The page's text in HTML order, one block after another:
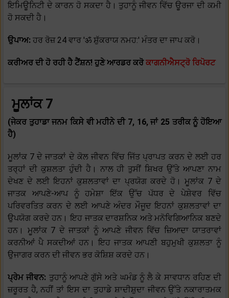
ਇਮਿਊਨਿਟੀ ਦੇ ਕਾਰਨ ਹੋ ਸਕਦਾ ਹੈ। ਤੁਹਾਨੂੰ ਜੀਵਨ ਵਿੱਚ ਊਰਜਾ ਦੀ ਕਮੀ
ਹੋ ਸਕਦੀ ਹੈ।
ਉਪਾਅ: ਹਰ ਰੋਜ਼ 24 ਵਾਰ 'ॐ ਸ਼ੁੱਕਰਾਯ ਨਮਹ:' ਮੰਤਰ ਦਾ ਜਾਪ ਕਰੋ।
ਕਰੀਅਰ ਦੀ ਹੋ ਰਹੀ ਹੈ ਟੈਂਸ਼ਨ! ਹੁਣੇ ਆਰਡਰ ਕਰੋਕਾਗਨੀਐਸਟ੍ਰੋ ਰਿਪੋਰਟ
ਮੂਲਾਂਕ 7
(ਜੇਕਰ ਤੁਹਾਡਾ ਜਨਮ ਕਿਸੇ ਵੀ ਮਹੀਨੇ ਦੀ 7, 16, ਜਾਂ 25 ਤਰੀਕ ਨੂੰ ਹੋਇਆ
ਹੈ)
ਮੂਲਾਂਕ 7 ਦੇ ਜਾਤਕਾਂ ਦੇ ਕੋਲ ਜੀਵਨ ਵਿੱਚ ਜਿੱਤ ਪ੍ਰਾਪਤ ਕਰਨ ਦੇ ਲਈ ਹਰ
ਤਰ੍ਹਾਂ ਦੀ ਕੁਸ਼ਲਤਾ ਹੁੰਦੀ ਹੈ। ਨਾਲ ਹੀ ਤੁਸੀਂ ਸ਼ਿਖਰ ਉੱਤੇ ਆਪਣਾ ਨਾਮ
ਦੇਖਣ ਦੇ ਲਈ ਇਹਨਾਂ ਕੁਸ਼ਲਤਾਵਾਂ ਦਾ ਪ੍ਰਯੋਗ ਕਰਦੇ ਹੋ। ਮੂਲਾਂਕ 7 ਦੇ
ਜਾਤਕ ਆਪਣੇ-ਆਪ ਨੂੰ ਹਮੇਸ਼ਾ ਇੱਕ ਉੱਚ ਪੱਧਰ ਦੇ ਪੇਸ਼ੇਵਰ ਵਿੱਚ
ਪਰਿਵਰਤਿਤ ਕਰਨ ਦੇ ਲਈ ਆਪਣੇ ਅੰਦਰ ਮੌਜੂਦ ਇਹਨਾਂ ਕੁਸ਼ਲਤਾਵਾਂ ਦਾ
ਉਪਯੋਗ ਕਰਦੇ ਹਨ। ਇਹ ਜਾਤਕ ਦਾਰਸ਼ਨਿਕ ਅਤੇ ਮਨੋਵਿਗਿਆਨਿਕ ਬਣਦੇ
ਹਨ। ਮੂਲਾਂਕ 7 ਦੇ ਜਾਤਕਾਂ ਨੂੰ ਆਪਣੇ ਜੀਵਨ ਵਿੱਚ ਜ਼ਿਆਦਾ ਯਾਤਰਾਵਾਂ
ਕਰਨੀਆਂ ਪੈ ਸਕਦੀਆਂ ਹਨ। ਇਹ ਜਾਤਕ ਆਪਣੀ ਬਹੁਮੁਖੀ ਕੁਸ਼ਲਤਾ ਨੂੰ
ਉਜਾਗਰ ਕਰਨ ਦੀ ਜੀਵਨ ਭਰ ਕੋਸ਼ਿਸ਼ ਕਰਦੇ ਹਨ।
ਪ੍ਰੇਮ ਜੀਵਨ: ਤੁਹਾਨੂੰ ਆਪਣੇ ਗੁੱਸੇ ਅਤੇ ਘਮੰਡ ਨੂੰ ਲੈ ਕੇ ਸਾਵਧਾਨ ਰਹਿਣ ਦੀ
ਜ਼ਰੂਰਤ ਹੈ, ਨਹੀਂ ਤਾਂ ਇਸ ਦਾ ਤੁਹਾਡੇ ਸ਼ਾਦੀਸ਼ੁਦਾ ਜੀਵਨ ਉੱਤੇ ਨਕਾਰਾਤਮਕ